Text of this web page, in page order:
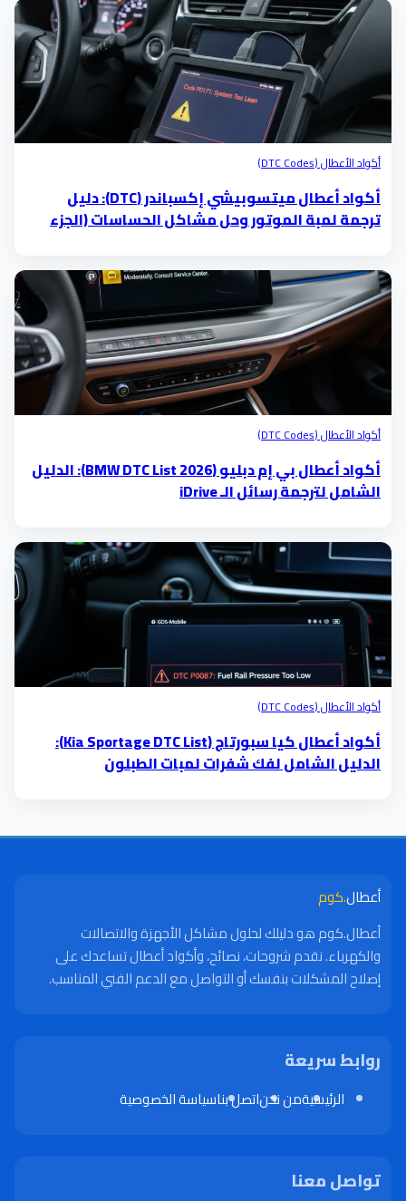
أكواد الأعطال (DTC Codes)
أكواد أعطال ميتسوبيشي إكسباندر (DTC): دليل
ترجمة لمبة الموتور وحل مشاكل الحساسات (الجزء
أكواد الأعطال (DTC Codes)
أكواد أعطال بي إم دبليو (BMW DTC List 2026): الدليل
الشامل لترجمة رسائل الـ iDrive
أكواد الأعطال (DTC Codes)
أكواد أعطال كيا سبورتاج (Kia Sportage DTC List):
الدليل الشامل لفك شفرات لمبات الطبلون
أعطال.كوم
أعطال.كوم هو دليلك لحلول مشاكل الأجهزة والاتصالات
والكهرباء. نقدم شروحات، نصائح، وأكواد أعطال تساعدك على
إصلاح المشكلات بنفسك أو التواصل مع الدعم الفني المناسب.
روابط سريعة
الرئيسيةمن نحناتصل بناسياسة الخصوصية
تواصل معنا